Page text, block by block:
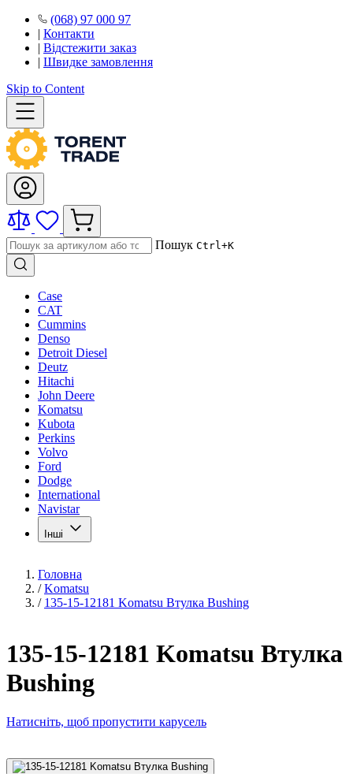
(068) 97 000 97
| Контакти
| Відстежити заказ
| Швидке замовлення
Skip to Content
Пошук Ctrl+K
Case
CAT
Cummins
Denso
Detroit Diesel
Deutz
Hitachi
John Deere
Komatsu
Kubota
Perkins
Volvo
Ford
Dodge
International
Navistar
Інші
Головна
/ Komatsu
/ 135-15-12181 Komatsu Втулка Bushing
135-15-12181 Komatsu Втулка
Bushing
Натисніть, щоб пропустити карусель